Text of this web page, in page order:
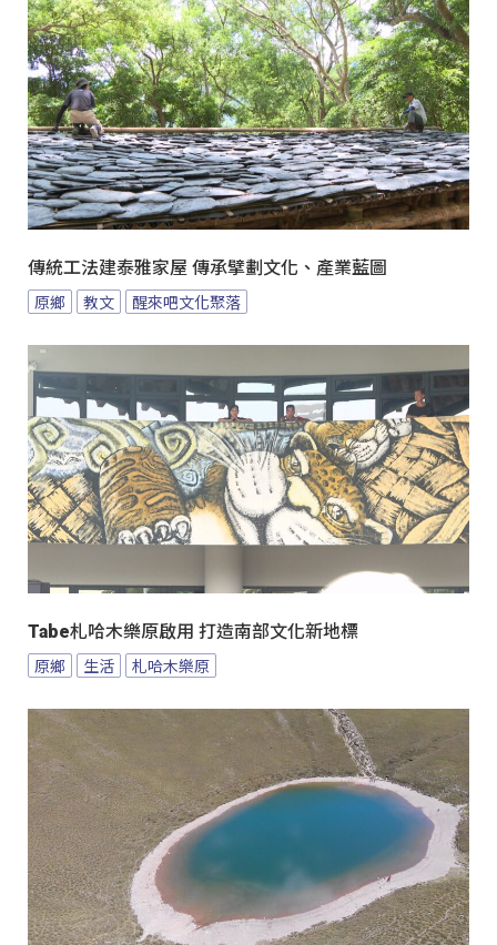
傳統工法建泰雅家屋 傳承擘劃文化、產業藍圖
原鄉 教文 醒來吧文化聚落
Tabe札哈木樂原啟用 打造南部文化新地標
原鄉 生活 札哈木樂原